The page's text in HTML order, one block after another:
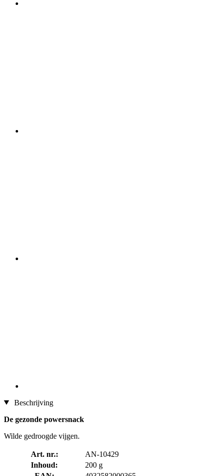
Beschrijving
De gezonde powersnack
Wilde gedroogde vijgen.
Art. nr.:
AN-10429
Inhoud:
200 g